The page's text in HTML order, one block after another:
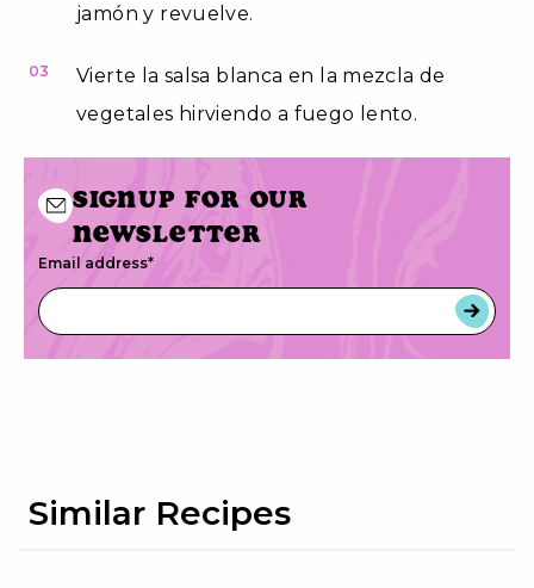
jamón y revuelve.
03
Vierte la salsa blanca en la mezcla de
vegetales hirviendo a fuego lento.
Signup for our
newsletter
Email address*
Similar Recipes